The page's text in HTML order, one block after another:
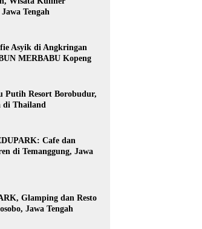
Tengah
Asyik di Angkringan
MERBABU Kopeng
Putih Resort Borobudur,
di Thailand
Cafe dan
di Temanggung, Jawa
Glamping dan Resto
Jawa Tengah